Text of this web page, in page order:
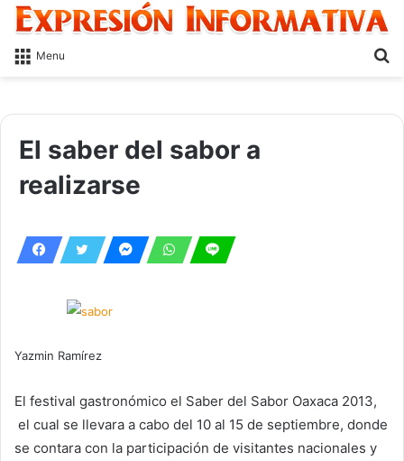
Menu
El saber del sabor a
realizarse
Yazmin Ramírez
El festival gastronómico el Saber del Sabor Oaxaca 2013,
el cual se llevara a cabo del 10 al 15 de septiembre, donde
se contara con la participación de visitantes nacionales y